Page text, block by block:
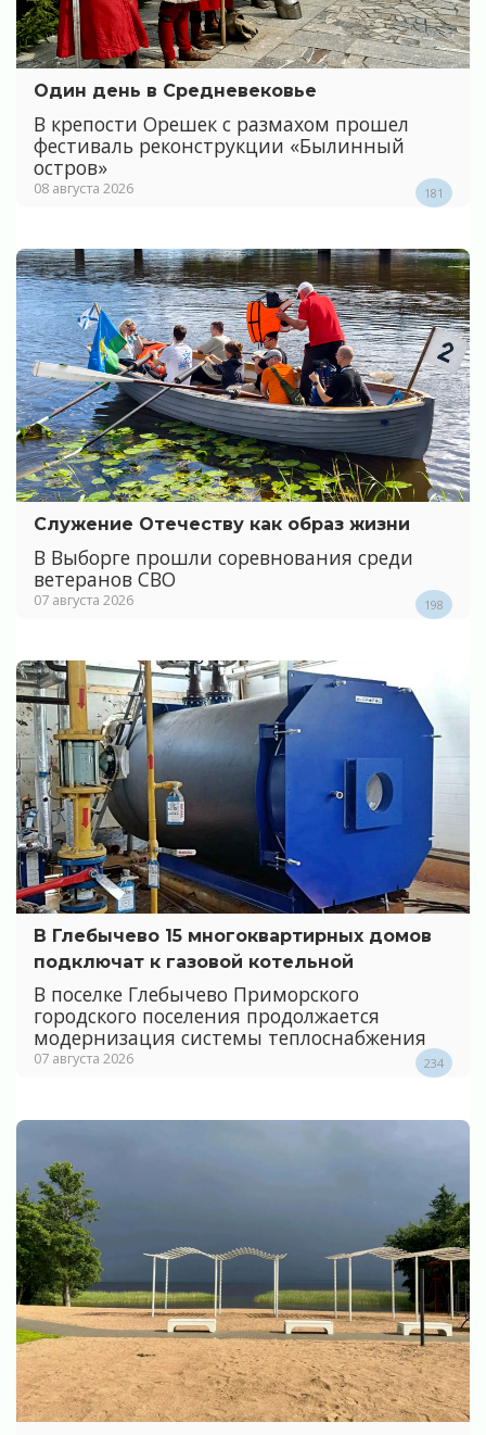
Один день в Средневековье
В крепости Орешек с размахом прошел
фестиваль реконструкции «Былинный
остров»
08 августа 2026 181
Служение Отечеству как образ жизни
В Выборге прошли соревнования среди
ветеранов СВО
07 августа 2026 198
В Глебычево 15 многоквартирных домов
подключат к газовой котельной
В поселке Глебычево Приморского
городского поселения продолжается
модернизация системы теплоснабжения
07 августа 2026 234